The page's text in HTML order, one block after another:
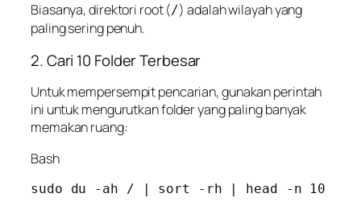
Biasanya, direktori root (/) adalah wilayah yang
paling sering penuh.
2. Cari 10 Folder Terbesar
Untuk mempersempit pencarian, gunakan perintah
ini untuk mengurutkan folder yang paling banyak
memakan ruang:
Bash